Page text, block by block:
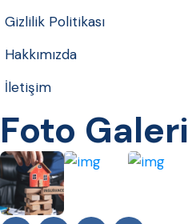
Gizlilik Politikası
Hakkımızda
İletişim
Foto Galeri